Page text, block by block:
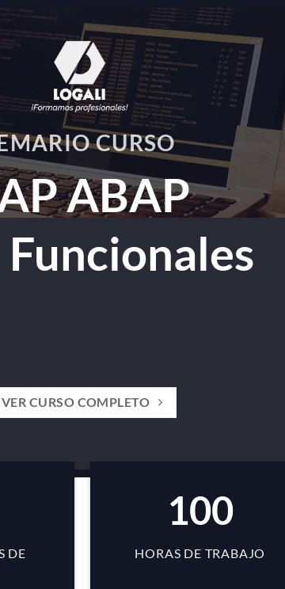
CURSO
ABAP
Funcionales
VER CURSO COMPLETO
DE
100
HORAS DE TRABAJO